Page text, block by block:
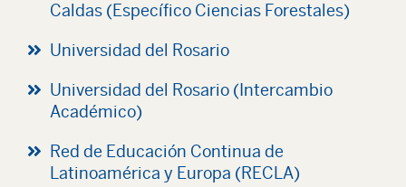
Caldas (Específico Ciencias Forestales)
Universidad del Rosario
Universidad del Rosario (Intercambio
Académico)
Red de Educación Continua de
Latinoamérica y Europa (RECLA)